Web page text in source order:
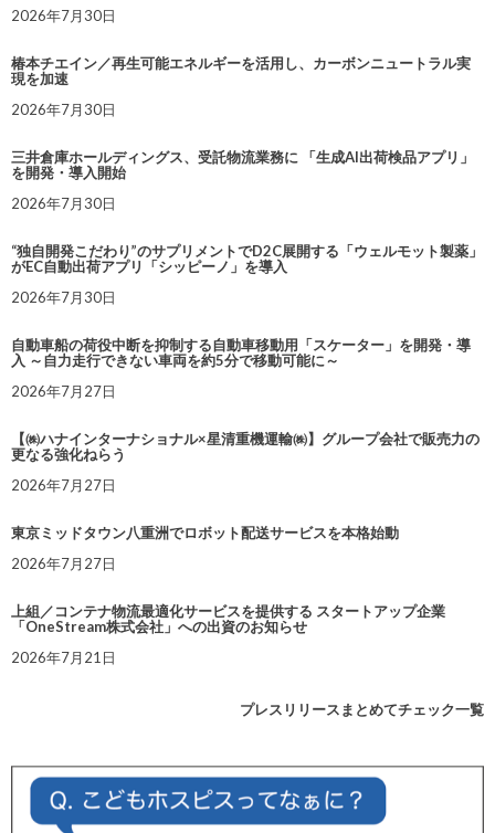
2026年7月30日
椿本チエイン／再生可能エネルギーを活用し、カーボンニュートラル実
現を加速
2026年7月30日
三井倉庫ホールディングス、受託物流業務に 「生成AI出荷検品アプリ」
を開発・導入開始
2026年7月30日
“独自開発こだわり”のサプリメントでD2C展開する「ウェルモット製薬」
がEC自動出荷アプリ「シッピーノ」を導入
2026年7月30日
自動車船の荷役中断を抑制する自動車移動用「スケーター」を開発・導
入 ～自力走行できない車両を約5分で移動可能に～
2026年7月27日
【㈱ハナインターナショナル×星清重機運輸㈱】グループ会社で販売力の
更なる強化ねらう
2026年7月27日
東京ミッドタウン八重洲でロボット配送サービスを本格始動
2026年7月27日
上組／コンテナ物流最適化サービスを提供する スタートアップ企業
「OneStream株式会社」への出資のお知らせ
2026年7月21日
プレスリリースまとめてチェック一覧